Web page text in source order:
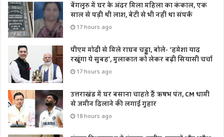
हरिद्वार सांसद डॉ. रमेश पोखरियाल ’निशंक’
बेंगलुरु में घर के अंदर मिला महिला का कंकाल, एक
साल से पड़ी थी लाश, बेटी से भी नहीं था संपर्क
17 hours ago
पीएम मोदी से मिले राघव चड्ढा, बोले- ‘हमेशा याद
रखूंगा ये सुबह’, मुलाकात को लेकर बढ़ी सियासी चर्चा
17 hours ago
उत्तराखंड में घर बसाना चाहते हैं ऋषभ पंत, CM धामी
से जमीन दिलाने की लगाई गुहार
18 hours ago